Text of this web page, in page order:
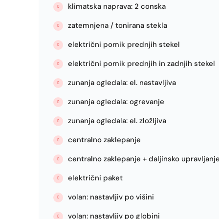
klimatska naprava: 2 conska
zatemnjena / tonirana stekla
električni pomik prednjih stekel
električni pomik prednjih in zadnjih stekel
zunanja ogledala: el. nastavljiva
zunanja ogledala: ogrevanje
zunanja ogledala: el. zložljiva
centralno zaklepanje
centralno zaklepanje + daljinsko
električni paket
volan: nastavljiv po višini
volan: nastavljiv po globini